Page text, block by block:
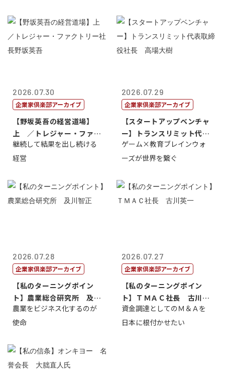
2026.07.30
企業家倶楽部アーカイブ
【野坂英吾の経営道場】
上 ／トレジャー・ファク
トリー社長野坂...
継続して結果を出し続ける
経営
2026.07.29
企業家倶楽部アーカイブ
【スタートアップベンチャ
ー】トランスリミット代表
取締役社長 ...
ゲーム×教育ブレインウォ
ーズが世界を繋ぐ
2026.07.28
企業家倶楽部アーカイブ
【私のターニングポイン
ト】農業総合研究所 及川
智正
農業をビジネス化するのが
使命
2026.07.27
企業家倶楽部アーカイブ
【私のターニングポイン
ト】ＴＭＡＣ社長 古川英
一
資金調達としてのＭ＆Ａを
日本に根付かせたい